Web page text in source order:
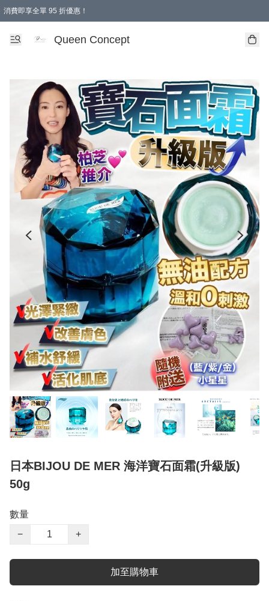
消費即享全單 95 折優惠！
Queen Concept
日本BIJOU DE MER 海洋寶石面霜(升級版)
50g
數量
−
+
加至購物車